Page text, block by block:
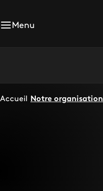
Menu
Accueil Notre organisation